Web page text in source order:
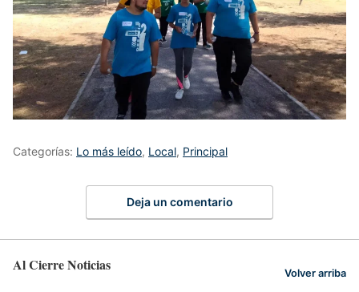
Categorías: Lo más leído, Local, Principal
Deja un comentario
Al Cierre Noticias Volver arriba